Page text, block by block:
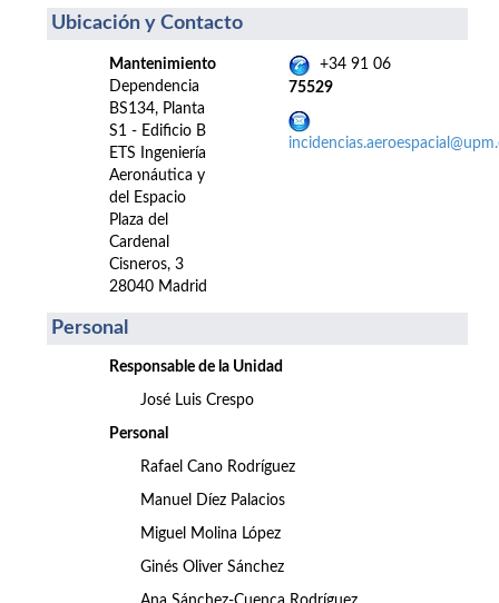
Ubicación y Contacto
Mantenimiento
Dependencia
BS134, Planta
S1 - Edificio B
ETS Ingeniería
Aeronáutica y
del Espacio
Plaza del
Cardenal
Cisneros, 3
28040 Madrid
+34 91 06
75529
Personal
Responsable de la Unidad
José Luis Crespo
Personal
Rafael Cano Rodríguez
Manuel Díez Palacios
Miguel Molina López
Ginés Oliver Sánchez